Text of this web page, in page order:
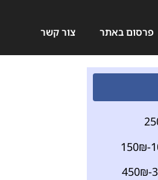
פרסום באתר צור קשר